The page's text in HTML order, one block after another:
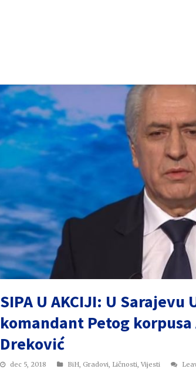
SIPA U AKCIJI: U Sarajevu
komandant Petog
Dreković
dec 5, 2018 BiH, Gradovi, Ličnosti, Vijesti